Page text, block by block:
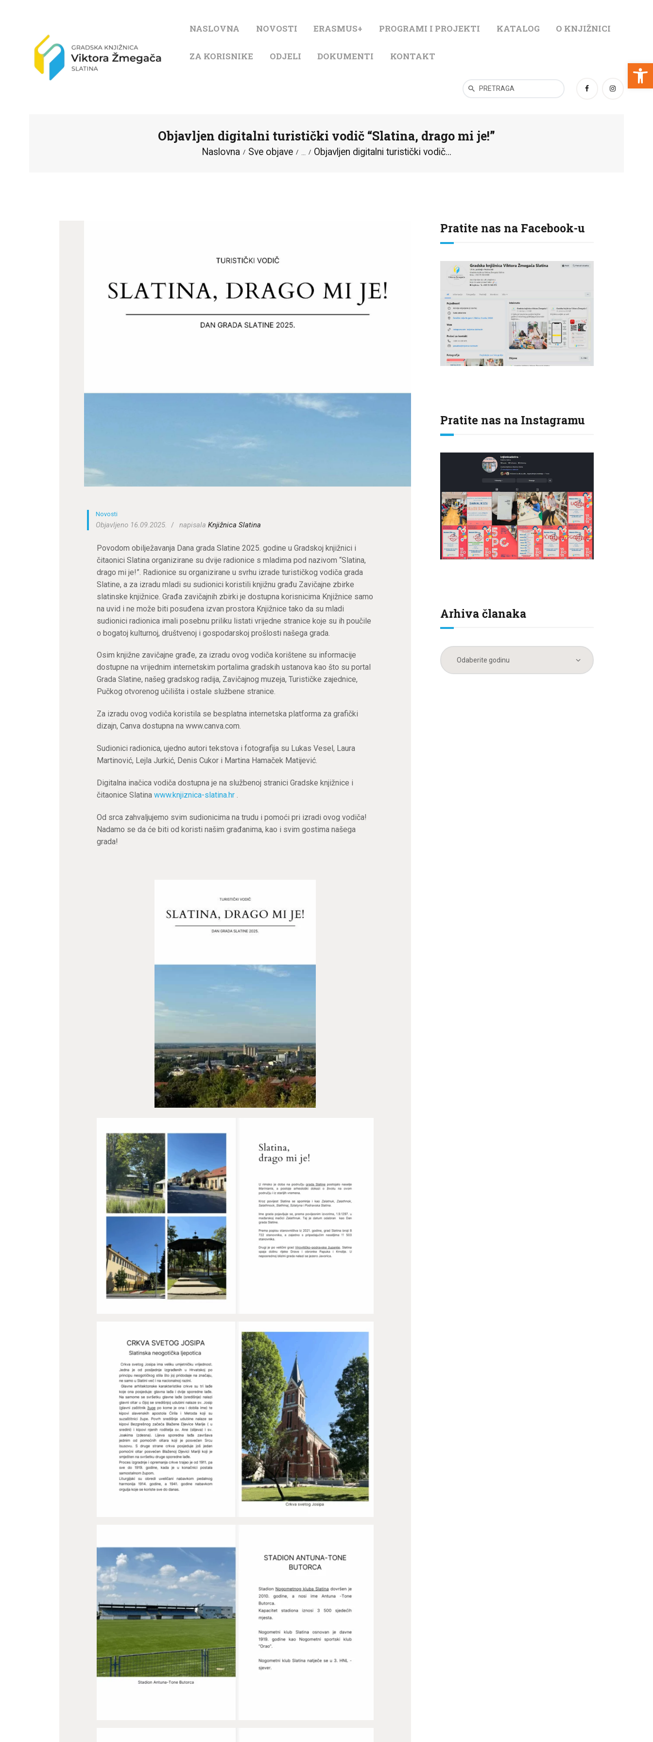
Open toolbar
NASLOVNA NOVOSTI ERASMUS+ PROGRAMI I PROJEKTI KATALOG O KNJIŽNICI
ZA KORISNIKE ODJELI DOKUMENTI KONTAKT
Objavljen digitalni turistički vodič “Slatina, drago mi je!”
Naslovna Sve objave ... Objavljen digitalni turistički vodič...
KATALOG
DOKUMENTI
KONTAKT
Novosti
Objavljeno 16.09.2025. napisalaKnjižnica Slatina
Povodom obilježavanja Dana grada Slatine 2025. godine u Gradskoj knjižnici i
čitaonici Slatina organizirane su dvije radionice s mladima pod nazivom “Slatina,
drago mi je!”. Radionice su organizirane u svrhu izrade turističkog vodiča grada
Slatine, a za izradu mladi su sudionici koristili knjižnu građu Zavičajne zbirke
slatinske knjižnice. Građa zavičajnih zbirki je dostupna korisnicima Knjižnice samo
na uvid i ne može biti posuđena izvan prostora Knjižnice tako da su mladi
sudionici radionica imali posebnu priliku listati vrijedne stranice koje su ih poučile
o bogatoj kulturnoj, društvenoj i gospodarskoj prošlosti našega grada.
Osim knjižne zavičajne građe, za izradu ovog vodiča korištene su informacije
dostupne na vrijednim internetskim portalima gradskih ustanova kao što su portal
Grada Slatine, našeg gradskog radija, Zavičajnog muzeja, Turističke zajednice,
Pučkog otvorenog učilišta i ostale službene stranice.
Za izradu ovog vodiča koristila se besplatna internetska platforma za grafički
dizajn, Canva dostupna na www.canva.com.
Sudionici radionica, ujedno autori tekstova i fotografija su Lukas Vesel, Laura
Martinović, Lejla Jurkić, Denis Cukor i Martina Hamaček Matijević.
Digitalna inačica vodiča dostupna je na službenoj stranici Gradske knjižnice i
čitaonice Slatina www.knjiznica-slatina.hr.
Od srca zahvaljujemo svim sudionicima na trudu i pomoći pri izradi ovog vodiča!
Nadamo se da će biti od koristi našim građanima, kao i svim gostima našega
grada!
Pratite nas na Facebook-u
Pratite nas na Instagramu
Arhiva članaka